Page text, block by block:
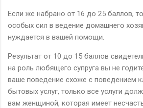
Если же набрано от 16 до 25 баллов,
особых сил в ведение домашнего
нуждается в вашей помощи.
Результат от 10 до 15 баллов
на роль любящего супруга вы не
ваше поведение схоже с поведением
бытовых услуг, только все услуги
вам женщиной, которая имеет